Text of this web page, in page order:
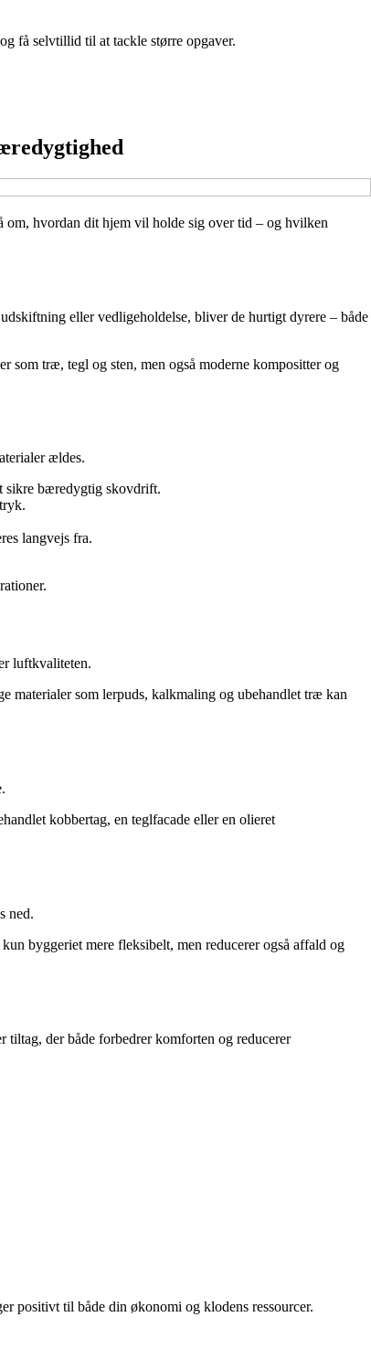
få selvtillid til at tackle større opgaver.
om, hvordan dit hjem vil holde sig over tid – og hvilken
eller vedligeholdelse, bliver de hurtigt dyrere – både
som træ, tegl og sten, men også moderne kompositter og
ældes.
sikre bæredygtig skovdrift.
langvejs fra.
luftkvaliteten.
materialer som lerpuds, kalkmaling og ubehandlet træ kan
kobbertag, en teglfacade eller en olieret
ned.
byggeriet mere fleksibelt, men reducerer også affald og
der både forbedrer komforten og reducerer
positivt til både din økonomi og klodens ressourcer.